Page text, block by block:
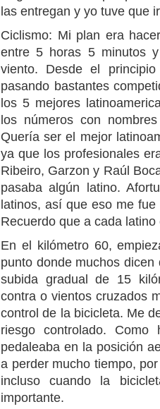
las entregan y yo tuve que
Ciclismo: Mi plan era
entre 5 horas 5 minutos
viento. Desde el
pasando bastantes
los 5 mejores
los números con
Quería ser el mejor
ya que los profesionales
Ribeiro, Garzon y Raúl
pasaba algún latino.
latinos, así que eso me
Recuerdo que a cada
En el kilómetro 60,
punto donde muchos
subida gradual de 15
contra o vientos cruzados
control de la bicicleta. Me
riesgo controlado.
pedaleaba en la posición
a perder mucho tiempo,
incluso cuando la
importante.